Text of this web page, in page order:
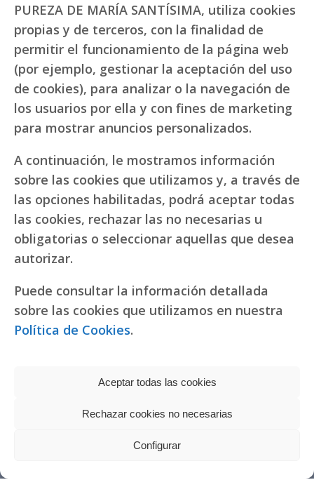
PUREZA DE MARÍA SANTÍSIMA, utiliza cookies
propias y de terceros, con la finalidad de
permitir el funcionamiento de la página web
(por ejemplo, gestionar la aceptación del uso
de cookies), para analizar o la navegación de
los usuarios por ella y con fines de marketing
para mostrar anuncios personalizados.
A continuación, le mostramos información
sobre las cookies que utilizamos y, a través de
las opciones habilitadas, podrá aceptar todas
las cookies, rechazar las no necesarias u
obligatorias o seleccionar aquellas que desea
autorizar.
Puede consultar la información detallada
sobre las cookies que utilizamos en nuestra
Política de Cookies.
Aceptar todas las cookies
Rechazar cookies no necesarias
Configurar
Copyright © 2022 RR. Pureza de María